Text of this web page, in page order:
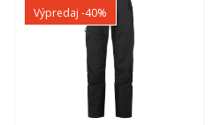
Výpredaj -40%